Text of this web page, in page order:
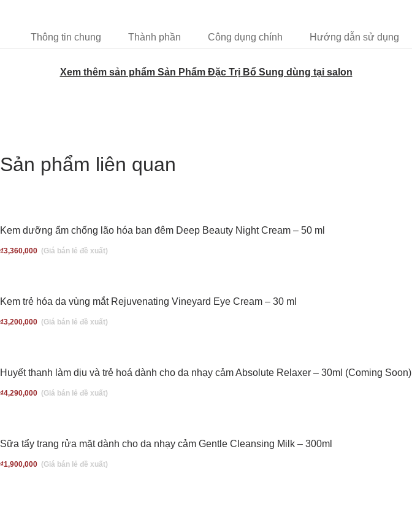
Thông tin chung Thành phần Công dụng chính Hướng dẫn sử dụng
Xem thêm sản phẩm Sản Phẩm Đặc Trị Bổ Sung dùng tại salon
Sản phẩm liên quan
Kem dưỡng ẩm chống lão hóa ban đêm Deep Beauty Night Cream – 50 ml
₫3,360,000
Kem trẻ hóa da vùng mắt Rejuvenating Vineyard Eye Cream – 30 ml
₫3,200,000
Huyết thanh làm dịu và trẻ hoá dành cho da nhạy cảm Absolute Relaxer – 30ml (Coming Soon)
₫4,290,000
Sữa tẩy trang rửa mặt dành cho da nhạy cảm Gentle Cleansing Milk – 300ml
₫1,900,000